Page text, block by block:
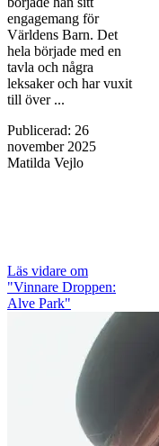
engagemang för
Världens Barn. Det
hela började med en
tavla och några
leksaker och har vuxit
till över ...
Publicerad: 26
november 2025
Matilda Vejlo
Läs vidare om
"Vinnare Droppen:
Alve Park"